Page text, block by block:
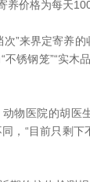
养价格为每天
来界定寄养的
锈钢笼”“实木
物医院的胡医
，“目前只剩